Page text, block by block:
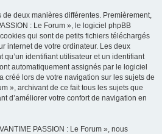
deux manières différentes. Premièrement,
: Le Forum », le logiciel phpBB
qui sont de petits fichiers téléchargés
internet de votre ordinateur. Les deux
qu’un identifiant utilisateur et un identifiant
automatiquement assignés par le logiciel
créé lors de votre navigation sur les sujets de
», archivant de ce fait tous les sujets que
d’améliorer votre confort de navigation en
PASSION : Le Forum », nous